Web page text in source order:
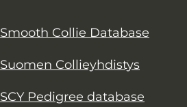
Smooth Collie Database
Suomen Collieyhdistys
SCY Pedigree database